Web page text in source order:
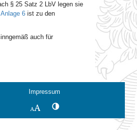
§ 25 Satz 2 LbV legen sie
Anlage 6ist zu den
auch für
Impressum
SchriftgrößeKontrastwechsel